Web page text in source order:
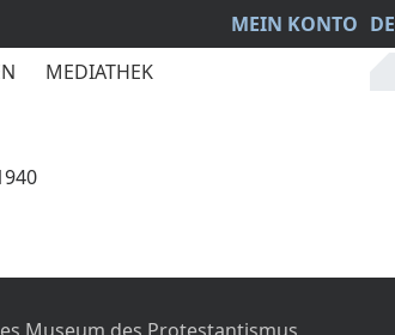
MEIN KONTO DE
MEDIATHEK